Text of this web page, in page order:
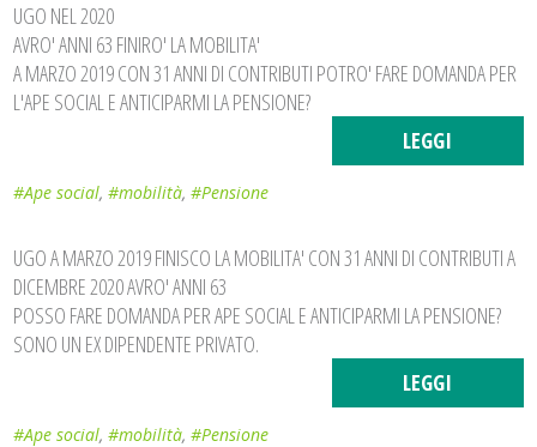
UGO NEL 2020
AVRO' ANNI 63 FINIRO' LA MOBILITA'
A MARZO 2019 CON 31 ANNI DI CONTRIBUTI POTRO' FARE DOMANDA PER
L'APE SOCIAL E ANTICIPARMI LA PENSIONE?
LEGGI
#Ape social,#mobilità,#Pensione
UGO A MARZO 2019 FINISCO LA MOBILITA' CON 31 ANNI DI CONTRIBUTI A
DICEMBRE 2020 AVRO' ANNI 63
POSSO FARE DOMANDA PER APE SOCIAL E ANTICIPARMI LA PENSIONE?
SONO UN EX DIPENDENTE PRIVATO.
LEGGI
#Ape social,#mobilità,#Pensione